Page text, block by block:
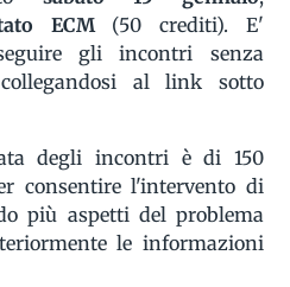
ECM(50 crediti). E'
gli incontri senza
collegandosi al link sotto
degli incontri è di 150
consentire l'intervento di
più aspetti del problema
le informazioni